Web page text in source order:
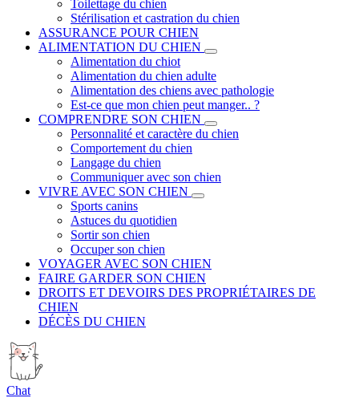
Toilettage du chien
Stérilisation et castration du chien
ASSURANCE POUR CHIEN
ALIMENTATION DU CHIEN
Alimentation du chiot
Alimentation du chien adulte
Alimentation des chiens avec pathologie
Est-ce que mon chien peut manger.. ?
COMPRENDRE SON CHIEN
Personnalité et caractère du chien
Comportement du chien
Langage du chien
Communiquer avec son chien
VIVRE AVEC SON CHIEN
Sports canins
Astuces du quotidien
Sortir son chien
Occuper son chien
VOYAGER AVEC SON CHIEN
FAIRE GARDER SON CHIEN
DROITS ET DEVOIRS DES PROPRIÉTAIRES DE
CHIEN
DÉCÈS DU CHIEN
Chat